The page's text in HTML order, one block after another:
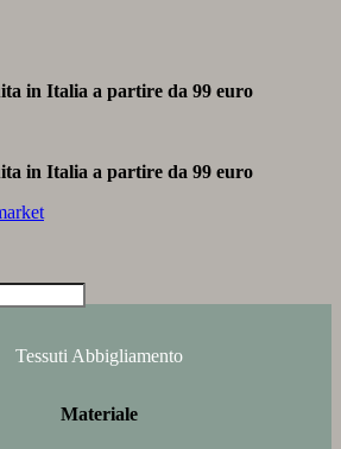
in Italia a partire da 99 euro
in Italia a partire da 99 euro
Tessuti Abbigliamento
Materiale